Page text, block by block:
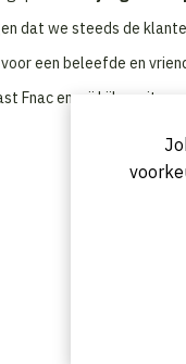
dat we steeds de
een beleefde en
Fnac en wij kijken uit